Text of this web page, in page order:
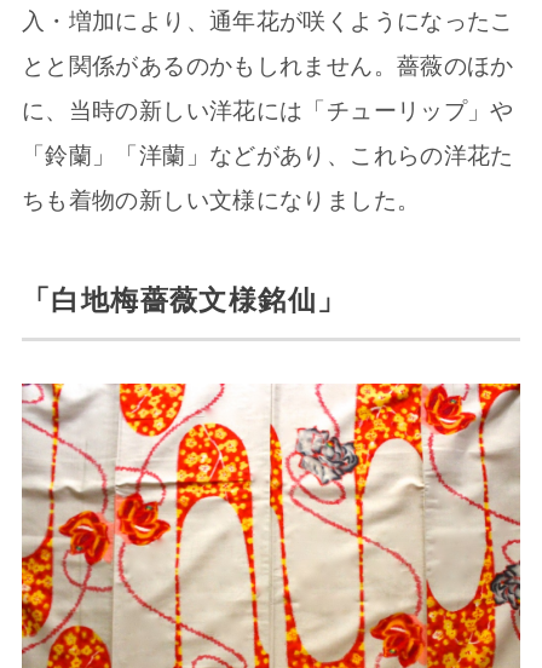
入・増加により、通年花が咲くようになったこ
とと関係があるのかもしれません。薔薇のほか
に、当時の新しい洋花には「チューリップ」や
「鈴蘭」「洋蘭」などがあり、これらの洋花た
ちも着物の新しい文様になりました。
「白地梅薔薇文様銘仙」